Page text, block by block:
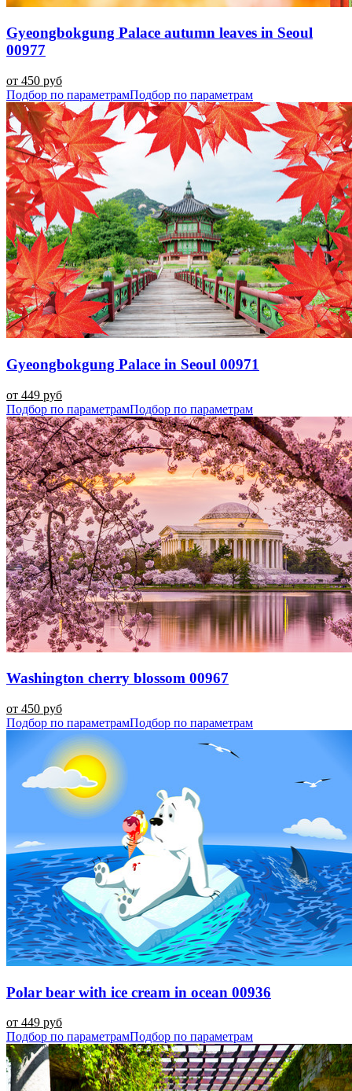
Gyeongbokgung Palace autumn leaves in Seoul
00977
от 450 руб
Подбор по параметрамПодбор по параметрам
Gyeongbokgung Palace in Seoul 00971
от 449 руб
Подбор по параметрамПодбор по параметрам
Washington cherry blossom 00967
от 450 руб
Подбор по параметрамПодбор по параметрам
Polar bear with ice cream in ocean 00936
от 449 руб
Подбор по параметрамПодбор по параметрам